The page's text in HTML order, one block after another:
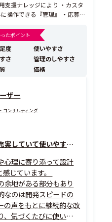
支援ナレッジにより ・カスタ
操作できる『管理』 ・応募書
用品質向上』を実現する次世
たポイント
度
使いやすさ
さ
管理のしやすさ
価格
ザー
コンサルティング
機能もサポートも充実していて使いやすいです！
心理に寄り添って設計
じています。
余地がある部分もあり
なのは開発スピードの
の声をもとに継続的な改
気づくたびに使いやす